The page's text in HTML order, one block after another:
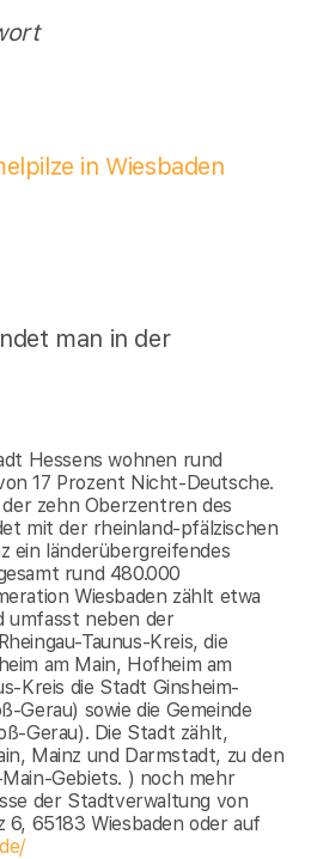
in Wiesbaden
man in der
Hessens wohnen rund
17 Prozent Nicht-Deutsche.
zehn Oberzentren des
mit der rheinland-pfälzischen
ein länderübergreifendes
rund 480.000
Wiesbaden zählt etwa
umfasst neben der
Taunus-Kreis, die
am Main, Hofheim am
Kreis die Stadt Ginsheim-
Gerau) sowie die Gemeinde
Gerau). Die Stadt zählt,
Mainz und Darmstadt, zu den
Gebiets. ) noch mehr
der Stadtverwaltung von
6, 65183 Wiesbaden oder auf